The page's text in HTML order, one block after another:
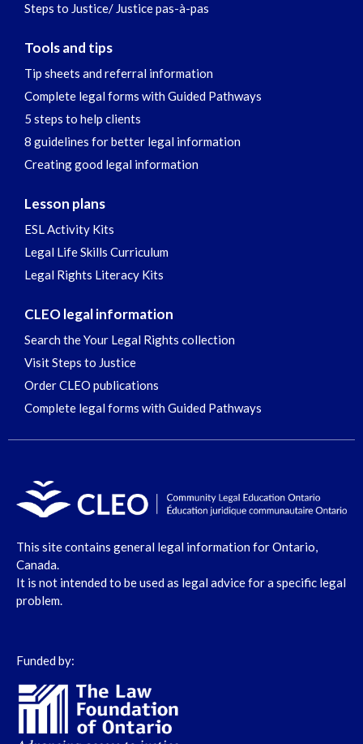
Steps to Justice/ Justice pas-à-pas
Tools and tips
Tip sheets and referral information
Complete legal forms with Guided Pathways
5 steps to help clients
8 guidelines for better legal information
Creating good legal information
Lesson plans
ESL Activity Kits
Legal Life Skills Curriculum
Legal Rights Literacy Kits
CLEO legal information
Search the Your Legal Rights collection
Visit Steps to Justice
Order CLEO publications
Complete legal forms with Guided Pathways
This site contains general legal information for Ontario,
Canada.
It is not intended to be used as legal advice for a specific legal
problem.
Funded by: